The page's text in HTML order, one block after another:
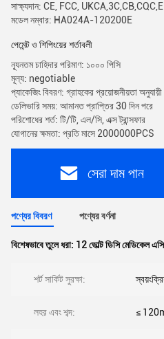
সাক্ষ্যদান: CE, FCC,
মডেল নম্বার: HA024A-120200E
পেমেন্ট ও শিপিংয়ের শর্তাবলী
ন্যূনতম চাহিদার পরিমাণ: ১০০০ পিসি
মূল্য: negotiable
প্যাকেজিং বিবরণ: গ্রাহকের প্রয়োজনীয়তা অনুযায়ী
ডেলিভারি সময়: আমানত প্রাপ্তির 30 দিন পরে
পরিশোধের শর্ত: টি/টি, এল/সি, এক্স ট্রান্সফার
যোগানের ক্ষমতা: প্রতি মাসে 2000000PCS
সেরা দাম পান
পণ্যের বিবরণ পণ্যের বর্ণনা
বিশেষভাবে তুলে ধরা: 12 ভোল্ট ডিসি মেডিকেল
শর্ট সার্কিট সুরক্ষা:
লহর এবং শব্দ: ≤